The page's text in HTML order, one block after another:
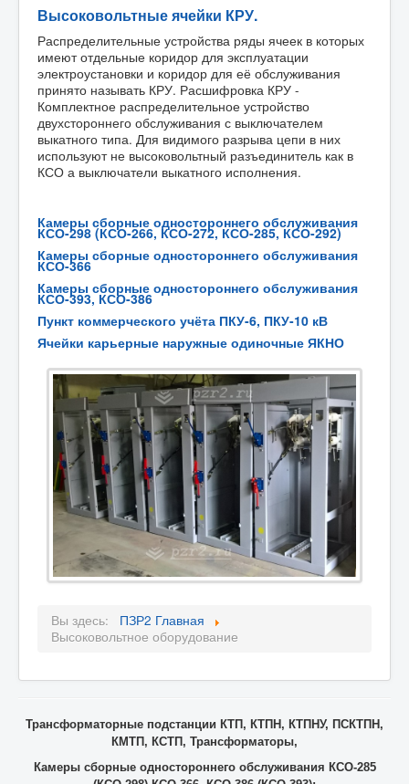
Высоковольтные ячейки КРУ.
Распределительные устройства ряды ячеек в которых
имеют отдельные коридор для эксплуатации
электроустановки и коридор для её обслуживания
принято называть КРУ. Расшифровка КРУ -
Комплектное распределительное устройство
двухстороннего обслуживания с выключателем
выкатного типа. Для видимого разрыва цепи в них
используют не высоковольтный разъединитель как в
КСО а выключатели выкатного исполнения.
Камеры сборные одностороннего обслуживания
КСО-298 (КСО-266, КСО-272, КСО-285, КСО-292)
Камеры сборные одностороннего обслуживания
КСО-366
Камеры сборные одностороннего обслуживания
КСО-393, КСО-386
Пункт коммерческого учёта ПКУ-6, ПКУ-10 кВ
Ячейки карьерные наружные одиночные ЯКНО
Вы здесь:
ПЗР2 Главная
Высоковольтное оборудование
Трансформаторные подстанции КТП, КТПН, КТПНУ, ПСКТПН,
КМТП, КСТП, Трансформаторы,
Камеры сборные одностороннего обслуживания КСО-285